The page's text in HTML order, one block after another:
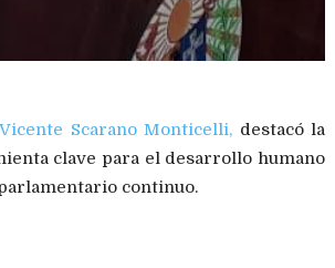
Vicente Scarano Monticelli, destacó la
clave para el desarrollo humano
continuo.